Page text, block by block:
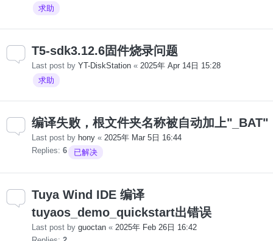
求助
T5-sdk3.12.6固件烧录问题
Last post by YT-DiskStation « 2025年 Apr 14日 15:28
求助
编译失败，根文件夹名称被自动加上"_BAT"
Last post by hony « 2025年 Mar 5日 16:44
Replies: 6 已解决
Tuya Wind IDE 编译
tuyaos_demo_quickstart出错误
Last post by guoctan « 2025年 Feb 26日 16:42